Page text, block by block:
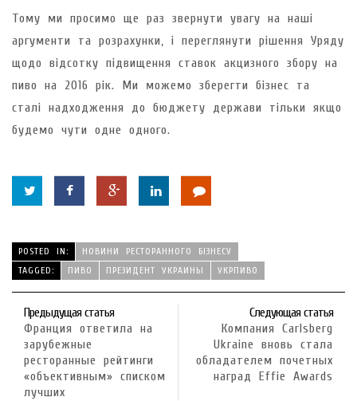
Тому ми просимо ще раз звернути увагу на наші
аргументи та розрахунки, і переглянути рішення Уряду
щодо відсотку підвищення ставок акцизного збору на
пиво на 2016 рік. Ми можемо зберегти бізнес та
сталі надходження до бюджету держави тільки якщо
будемо чути одне одного.
POSTED IN:
НОВИНИ РЕСТОРАННОГО БІЗНЕСУ
TAGGED:
ПИВО ПРЕЗИДЕНТ УКРАИНЫ УКРПИВО
Предыдущая статья
Франция ответила на
зарубежные
ресторанные рейтинги
«объективным» списком
лучших
Следующая статья
Компания Carlsberg
Ukraine вновь стала
обладателем почетных
наград Effie Awards